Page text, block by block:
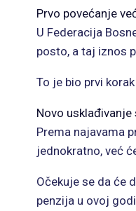
Prvo povećanje
U Federacija
posto, a taj iznos
To je bio prvi
Novo
Prema najavama
jednokratno, već
Očekuje se da će
penzija u ovoj